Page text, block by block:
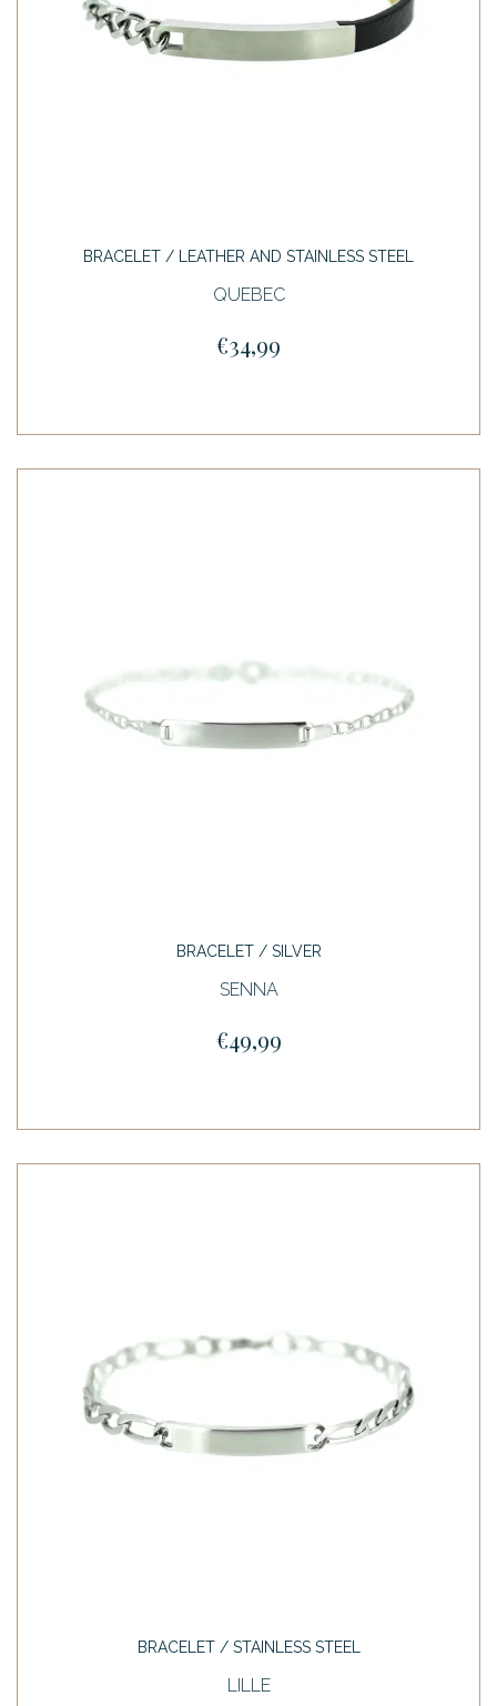
BRACELET / LEATHER AND STAINLESS STEEL
QUEBEC
€34,99
BRACELET / SILVER
SENNA
€49,99
BRACELET / STAINLESS STEEL
LILLE